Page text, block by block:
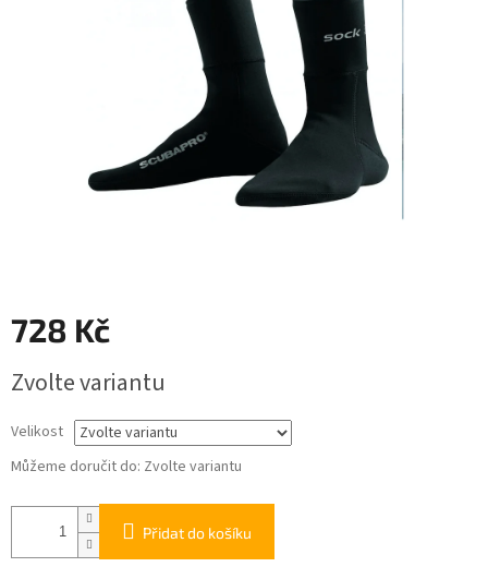
728 Kč
cena:
Zvolte variantu
Velikost
Můžeme doručit do: Zvolte variantu
Přidat do košíku